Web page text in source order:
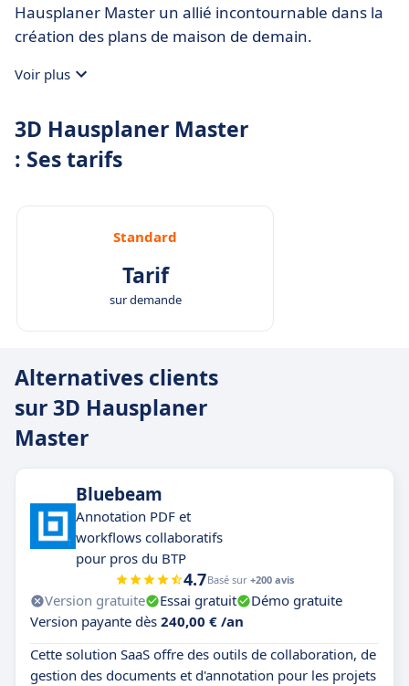
Hausplaner Master un allié incontournable dans la
création des plans de maison de demain.
Voir plus
3D Hausplaner Master
: Ses tarifs
Standard
Tarif
sur demande
Alternatives clients
sur 3D Hausplaner
Master
Bluebeam
Annotation PDF et
workflows collaboratifs
pour pros du BTP
4.7Basé sur +200 avis
Version gratuite Essai gratuit
Démo gratuite
Version payante dès 240,00 € /an
Cette solution SaaS offre des outils de collaboration, de
gestion des documents et d'annotation pour les projets